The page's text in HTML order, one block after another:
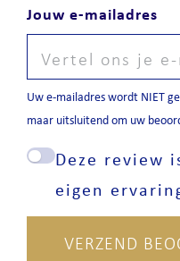
Jouw e-mailadres
Uw e-mailadres wordt NIET
maar uitsluitend om uw
Deze review
eigen
VERZEND